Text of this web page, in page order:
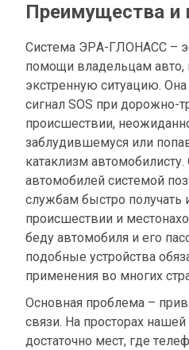
Преимущества и
Система ЭРА-ГЛОНАСС –
помощи владельцам
экстренную ситуацию. Она
сигнал SOS при дорожно-
происшествии,
заблудившемуся или
катаклизм
автомобилей системой
службам быстро
происшествии и
беду автомобиля и его
подобные устройства
применения во многих
Основная проблема –
связи. На просторах
достаточно мест, где